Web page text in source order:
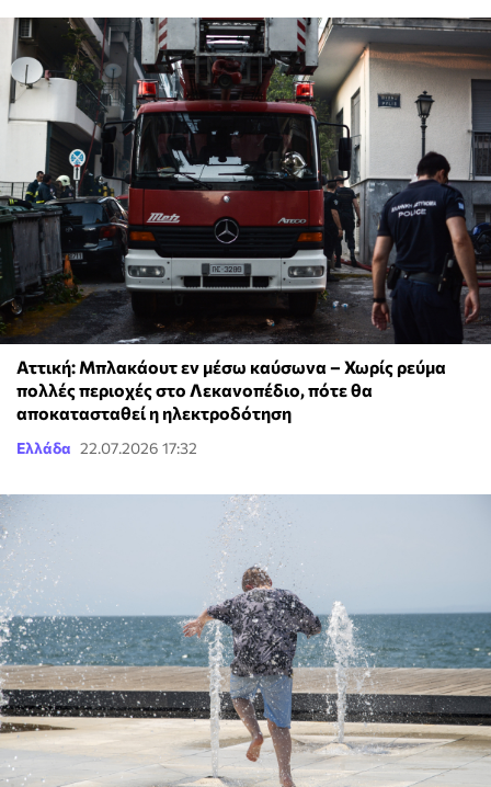
Αττική: Μπλακάουτ εν μέσω καύσωνα – Χωρίς ρεύμα
πολλές περιοχές στο Λεκανοπέδιο, πότε θα
αποκατασταθεί η ηλεκτροδότηση
Ελλάδα 22.07.2026 17:32